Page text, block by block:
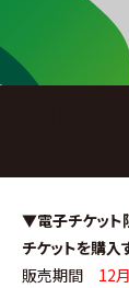
レ
ス
ン
グ・
ノ
▼電子チケット
チケットを購入
販売期間 12